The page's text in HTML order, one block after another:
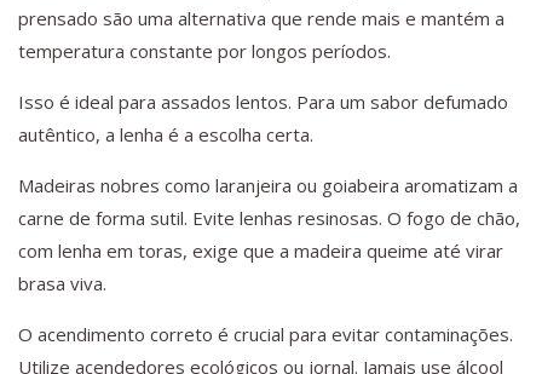
prensado são uma alternativa que rende mais e mantém a
temperatura constante por longos períodos.
Isso é ideal para assados lentos. Para um sabor defumado
autêntico, a lenha é a escolha certa.
Madeiras nobres como laranjeira ou goiabeira aromatizam a
carne de forma sutil. Evite lenhas resinosas. O fogo de chão,
com lenha em toras, exige que a madeira queime até virar
brasa viva.
O acendimento correto é crucial para evitar contaminações.
Utilize acendedores ecológicos ou jornal. Jamais use álcool